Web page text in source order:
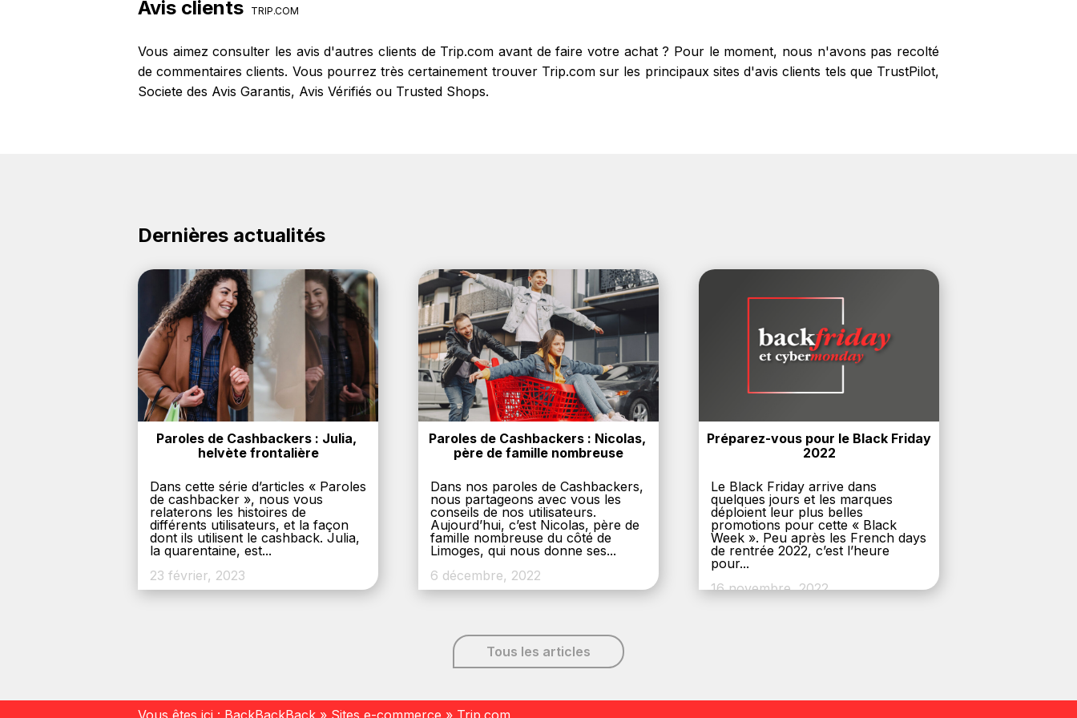
Avis clients TRIP.COM
Vous aimez consulter les avis d'autres clients de Trip.com avant de faire votre achat ? Pour le moment, nous n'avons pas recolté
de commentaires clients. Vous pourrez très certainement trouver Trip.com sur les principaux sites d'avis clients tels que TrustPilot,
Societe des Avis Garantis, Avis Vérifiés ou Trusted Shops.
Dernières actualités
Paroles de Cashbackers : Julia,
helvète frontalière
Dans cette série d’articles « Paroles
de cashbacker », nous vous
relaterons les histoires de
différents utilisateurs, et la façon
dont ils utilisent le cashback. Julia,
la quarentaine, est...
23 février, 2023
Paroles de Cashbackers : Nicolas,
père de famille nombreuse
Dans nos paroles de Cashbackers,
nous partageons avec vous les
conseils de nos utilisateurs.
Aujourd’hui, c’est Nicolas, père de
famille nombreuse du côté de
Limoges, qui nous donne ses...
6 décembre, 2022
Préparez-vous pour le Black Friday
2022
Le Black Friday arrive dans
quelques jours et les marques
déploient leur plus belles
promotions pour cette « Black
Week ». Peu après les French days
de rentrée 2022, c’est l’heure
pour...
16 novembre, 2022
Tous les articles